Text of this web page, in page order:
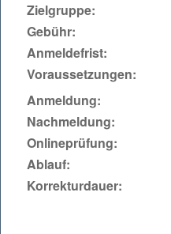
Zielgruppe:
Gebühr:
Anmeldefrist:
Voraussetzungen:
Anmeldung:
Nachmeldung:
Onlineprüfung:
Ablauf:
Korrekturdauer: